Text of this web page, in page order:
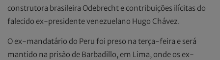
construtora brasileira Odebrecht e contribuições ilícitas do
falecido ex-presidente venezuelano Hugo Chávez.
O ex-mandatário do Peru foi preso na terça-feira e será
mantido na prisão de Barbadillo, em Lima, onde os ex-